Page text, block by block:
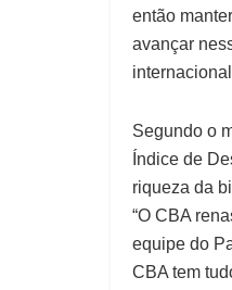
então
avançar
Segundo o
Índice de
riqueza da
“O CBA
equipe do
CBA tem